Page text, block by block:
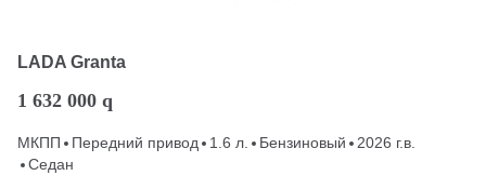
LADA Granta
1 632 000 q
МКПП Передний привод 1.6 л. Бензиновый
2026 г.в.
Седан